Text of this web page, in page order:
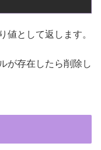
値として返します。
が存在したら削除し